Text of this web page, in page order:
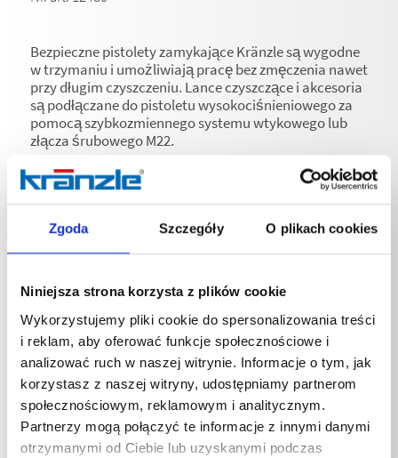
Zgoda Szczegóły O plikach cookies
Niniejsza strona korzysta z plików cookie
Wykorzystujemy pliki cookie do spersonalizowania treści
i reklam, aby oferować funkcje społecznościowe i
analizować ruch w naszej witrynie. Informacje o tym, jak
korzystasz z naszej witryny, udostępniamy partnerom
społecznościowym, reklamowym i analitycznym.
Partnerzy mogą połączyć te informacje z innymi danymi
otrzymanymi od Ciebie lub uzyskanymi podczas
Bezpieczne pistolety zamykające Kränzle są wygodne
w trzymaniu i umożliwiają pracę bez zmęczenia nawet
przy długim czyszczeniu. Lance czyszczące i akcesoria
są podłączane do pistoletu wysokociśnieniowego za
pomocą szybkozmiennego systemu wtykowego lub
złącza śrubowego M22.
SPECYFIKACJE TECHNICZNE